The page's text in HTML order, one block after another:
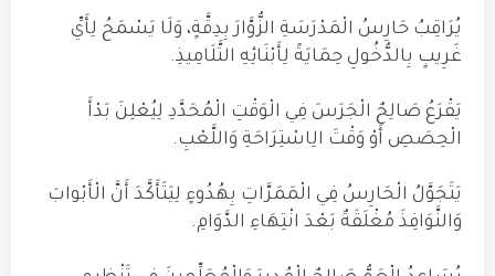
يُرَاقِبُ حَارِسُ الْمَدْرَسَةِ الزُّوَّارَ بِدِقَّةٍ، وَلَا يَسْمَحُ لِأَيِّ
غَرِيبٍ بِالدُّخُولِ حِمَايَةً لِأَبْنَائِهِ التَّلَامِيذِ.
يَقْرَعُ صَالِحٌ الْجَرَسَ فِي الْوَقْتِ الْمُحَدَّدِ لِيُعْلِنَ بَدْأَ
الْحِصَصِ أَوْ وَقْتَ الِاسْتِرَاحَةِ وَاللَّعْبِ.
يَتَجَوَّلُ الْحَارِسُ فِي الْمَمَرَّاتِ بِهُدُوءٍ لِيَتَأَكَّدَ أَنَّ الْأَبْوابَ
وَالنَّوَافِذَ مُغْلَقَةٌ بَعْدَ انْتِهَاءِ الدَّوَامِ.